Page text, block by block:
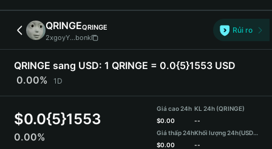
Deutsch
简体中文
繁體中文
Português (Portugal)
Bahasa Indonesia
ภาษาไทย
हिन्दी
Español
Português (Brasil)
QRINGEQRINGE
2xgoyY...bonk
Rủi ro
QRINGE sang USD: 1 QRINGE = 0.0{5}1553 USD
0.00%
1D
$0.0{5}1553
0.00%
Giá cao 24h
$0.00
Giá thấp 24h
$0.00
KL 24h (QRINGE)
--
Khối lượng 24h(USDT)
--